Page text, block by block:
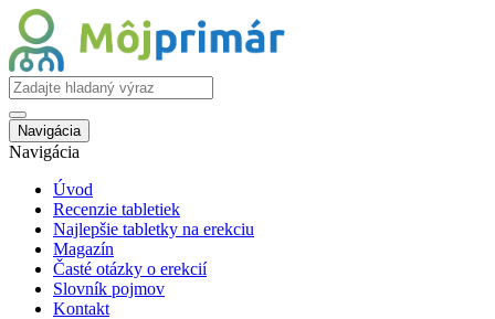
Navigácia
Navigácia
Úvod
Recenzie tabletiek
Najlepšie tabletky na erekciu
Magazín
Časté otázky o erekcií
Slovník pojmov
Kontakt